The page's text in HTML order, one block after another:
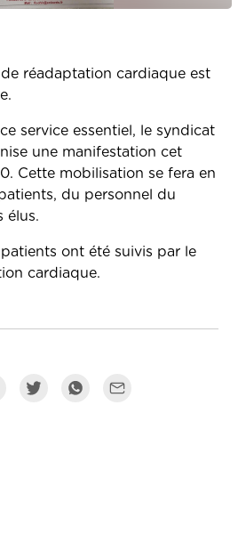
réadaptation cardiaque est
service essentiel, le syndicat
une manifestation cet
Cette mobilisation se fera en
du personnel du
élus.
ont été suivis par le
cardiaque.